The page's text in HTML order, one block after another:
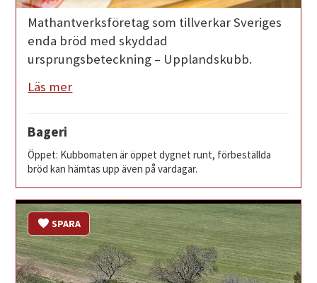
Mathantverksföretag som tillverkar Sveriges
enda bröd med skyddad
ursprungsbeteckning – Upplandskubb.
Läs mer
Bageri
Öppet: Kubbomaten är öppet dygnet runt, förbeställda
bröd kan hämtas upp även på vardagar.
SPARA